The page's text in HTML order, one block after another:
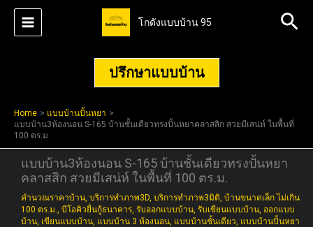
Skip
content
โกดังแบบบ้าน 95
ปรึกษาแบบบ้าน
Home
แบบบ้านปั้นหยา
แบบบ้าน3ห้องนอน S-165 บ้านชั้นเดียวทรงปั้นหยาคลาสสิก สวยมีเสน่ห์ ในพื้นที่
100 ตร.ม.
แบบบ้าน3ห้องนอน S-165 บ้านชั้นเดียวทรงปั้นหยา
คลาสสิก สวยมีเสน่ห์ ในพื้นที่ 100 ตร.ม.
คำนวณราคาบ้าน, บริการทำภาพ3D, บริการทำภาพ3มิติ, บ้านขนาดเล็ก ไม่เกิน
100 ตร.ม., บีโอคิวยื่นกู้ธนาคาร, รับออกแบบบ้าน, รับเขียนแบบบ้าน, ออกแบบ
บ้าน, เขียนแบบบ้าน, แบบบ้าน 3 ห้องนอน, แบบบ้านชั้นเดียว, แบบบ้านปั้นหยา